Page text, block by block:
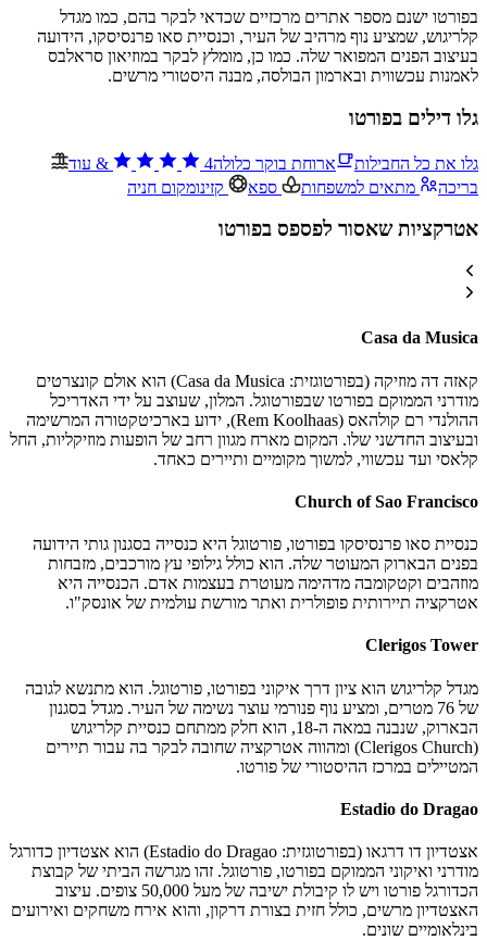
בפורטו ישנם מספר אתרים מרכזיים שכדאי לבקר בהם, כמו מגדל
קלריגוש, שמציע נוף מרהיב של העיר, וכנסיית סאו פרנסיסקו, הידועה
בעיצוב הפנים המפואר שלה. כמו כן, מומלץ לבקר במוזיאון סראלבס
לאמנות עכשווית ובארמון הבולסה, מבנה היסטורי מרשים.
גלו דילים בפורטו
גלו את כל החבילות ארוחת בוקר כלולה4
& עוד
בריכה
מתאים למשפחות ספא קזינומקום חניה
אטרקציות שאסור לפספס בפורטו
Casa da Musica
קאזה דה מוזיקה (בפורטוגזית: Casa da Musica) הוא אולם קונצרטים
מודרני הממוקם בפורטו שבפורטוגל. המלון, שעוצב על ידי האדריכל
ההולנדי רם קולהאס (Rem Koolhaas), ידוע בארכיטקטורה המרשימה
ובעיצוב החדשני שלו. המקום מארח מגוון רחב של הופעות מוזיקליות, החל
קלאסי ועד עכשווי, למשוך מקומיים ותיירים כאחד.
Church of Sao Francisco
כנסיית סאו פרנסיסקו בפורטו, פורטוגל היא כנסייה בסגנון גותי הידועה
בפנים הבארוק המעוטר שלה. הוא כולל גילופי עץ מורכבים, מזבחות
מוזהבים וקטקומבה מדהימה מעוטרת בעצמות אדם. הכנסייה היא
אטרקציה תיירותית פופולרית ואתר מורשת עולמית של אונסק"ו.
Clerigos Tower
מגדל קלריגוש הוא ציון דרך איקוני בפורטו, פורטוגל. הוא מתנשא לגובה
של 76 מטרים, ומציע נוף פנורמי עוצר נשימה של העיר. מגדל בסגנון
הבארוק, שנבנה במאה ה-18, הוא חלק ממתחם כנסיית קלריגוש
(Clerigos Church) ומהווה אטרקציה שחובה לבקר בה עבור תיירים
המטיילים במרכז ההיסטורי של פורטו.
Estadio do Dragao
אצטדיון דו דרגאו (בפורטוגזית: Estadio do Dragao) הוא אצטדיון כדורגל
מודרני ואיקוני הממוקם בפורטו, פורטוגל. זהו מגרשה הביתי של קבוצת
הכדורגל פורטו ויש לו קיבולת ישיבה של מעל 50,000 צופים. עיצוב
האצטדיון מרשים, כולל חזית בצורת דרקון, והוא אירח משחקים ואירועים
בינלאומיים שונים.